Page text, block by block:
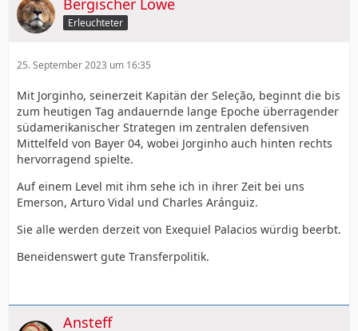
Erleuchteter
25. September 2023 um 16:35
Mit Jorginho, seinerzeit Kapitän der Seleção, beginnt die bis
zum heutigen Tag andauernde lange Epoche überragender
südamerikanischer Strategen im zentralen defensiven
Mittelfeld von Bayer 04, wobei Jorginho auch hinten rechts
hervorragend spielte.
Auf einem Level mit ihm sehe ich in ihrer Zeit bei uns
Emerson, Arturo Vidal und Charles Aránguiz.
Sie alle werden derzeit von Exequiel Palacios würdig beerbt.
Beneidenswert gute Transferpolitik.
Ansteff